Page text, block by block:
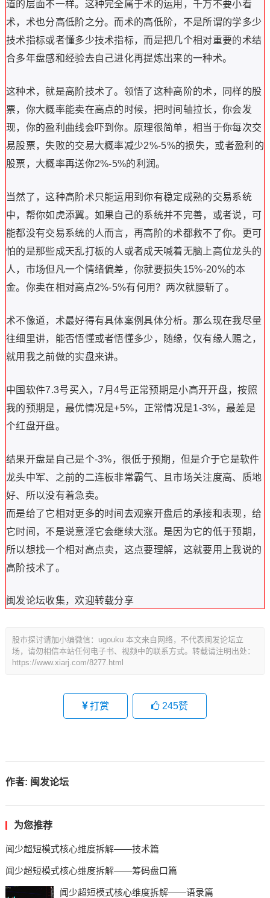
道的层面不一样。这种完全属于术的运用，千万不要小看
术，术也分高低阶之分。而术的高低阶，不是所谓的学多少
技术指标或者懂多少技术指标，而是把几个相对重要的术结
合多年盘感和经验去自己进化再提炼出来的一种术。
这种术，就是高阶技术了。领悟了这种高阶的术，同样的股
票，你大概率能卖在高点的时候，把时间轴拉长，你会发
现，你的盈利曲线会吓到你。原理很简单，相当于你每次交
易股票，失败的交易大概率减少2%-5%的损失，或者盈利的
股票，大概率再送你2%-5%的利润。
当然了，这种高阶术只能运用到你有稳定成熟的交易系统
中，帮你如虎添翼。如果自己的系统并不完善，或者说，可
能都没有交易系统的人而言，再高阶的术都救不了你。更可
怕的是那些成天乱打板的人或者成天喊着无脑上高位龙头的
人，市场但凡一个情绪偏差，你就要损失15%-20%的本
金。你卖在相对高点2%-5%有何用？两次就腰斩了。
术不像道，术最好得有具体案例具体分析。那么现在我尽量
往细里讲，能否悟懂或者悟懂多少，随缘，仅有缘人赐之，
就用我之前做的实盘来讲。
中国软件7.3号买入，7月4号正常预期是小高开开盘，按照
我的预期是，最优情况是+5%，正常情况是1-3%，最差是
个红盘开盘。
结果开盘是自己是个-3%，很低于预期，但是介于它是软件
龙头中军、之前的二连板非常霸气、且市场关注度高、质地
好、所以没有着急卖。
而是给了它相对更多的时间去观察开盘后的承接和表现，给
它时间，不是说意淫它会继续大涨。是因为它的低于预期，
所以想找一个相对高点卖，这点要理解，这就要用上我说的
高阶技术了。
闽发论坛收集，欢迎转载分享
股市探讨请加小编微信：ugouku 本文来自网络，不代表闽发论坛立
场，请勿相信本站任何电子书、视频中的联系方式。转载请注明出处：
https://www.xiarj.com/8277.html
打赏 245赞
作者: 闽发论坛
为您推荐
闻少超短模式核心维度拆解——技术篇
闻少超短模式核心维度拆解——筹码盘口篇
闻少超短模式核心维度拆解——语录篇